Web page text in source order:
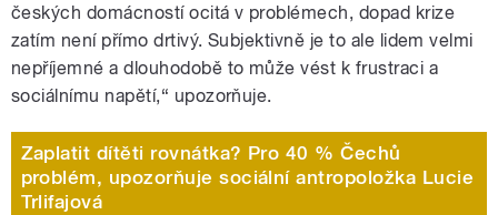
českých domácností ocitá v problémech, dopad krize
zatím není přímo drtivý. Subjektivně je to ale lidem velmi
nepříjemné a dlouhodobě to může vést k frustraci a
sociálnímu napětí,“ upozorňuje.
Zaplatit dítěti rovnátka? Pro 40 % Čechů
problém, upozorňuje sociální antropoložka Lucie
Trlifajová